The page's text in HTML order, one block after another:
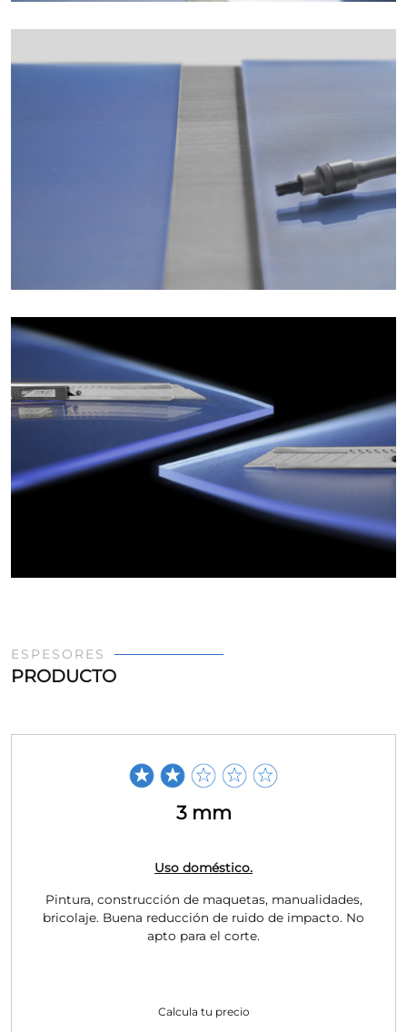
ESPESORES
PRODUCTO
3 mm
Uso doméstico.
Pintura, construcción de maquetas, manualidades,
bricolaje. Buena reducción de ruido de impacto. No
apto para el corte.
Calcula tu precio